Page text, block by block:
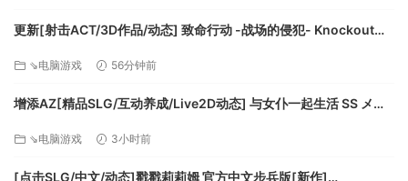
更新[射击ACT/3D作品/动态] 致命行动 -战场的侵犯- Knockout
⇘电脑游戏 56分钟前
增添AZ[精品SLG/互动养成/Live2D动态] 与女仆一起生活 SS メイ
⇘电脑游戏 3小时前
[点击SLG/中文/动态]戳戳莉莉姆 官方中文步兵版[新作]